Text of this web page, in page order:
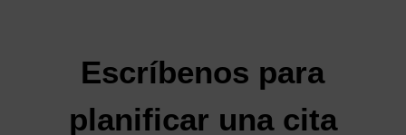
Escríbenos para
planificar una cita